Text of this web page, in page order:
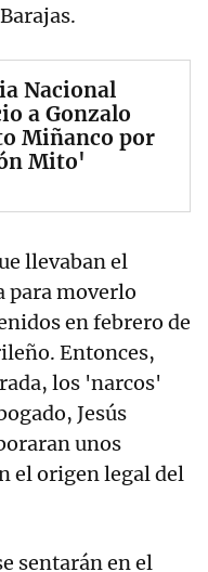
Nacional
a Gonzalo
Miñanco por
Mito'
llevaban el
para moverlo
en febrero de
Entonces,
los 'narcos'
Jesús
unos
el origen legal del
sentarán en el